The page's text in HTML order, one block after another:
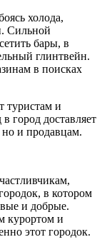
холода,
Сильной
бары, в
глинтвейн.
в поисках
туристам и
город доставляет
но и продавцам.
в котором
и добрые.
курортом и
этот городок.